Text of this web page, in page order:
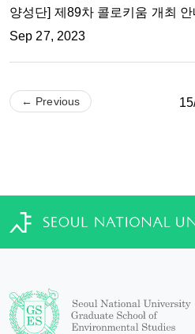
양성단] 제89차 콜로키움 개최
Sep 27, 2023
← Previous